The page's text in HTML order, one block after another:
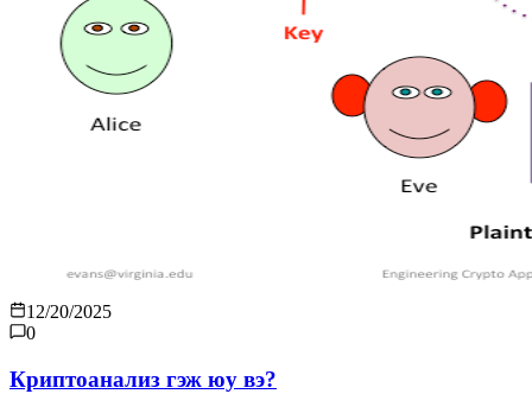
12/20/2025
0
Криптоанализ гэж юу вэ?